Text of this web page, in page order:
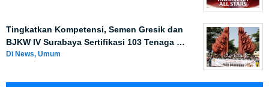
Tingkatkan Kompetensi, Semen Gresik dan
BJKW IV Surabaya Sertifikasi 103 Tenaga …
Di News, Umum